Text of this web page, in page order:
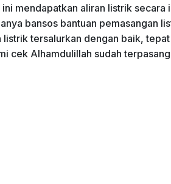
mendapatkan aliran listrik secara
bansos bantuan pemasangan
tersalurkan dengan baik, tepat
cek Alhamdulillah sudah